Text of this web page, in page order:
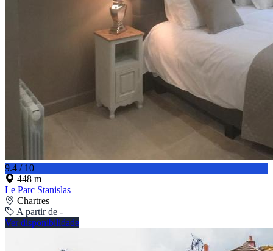
9.4 / 10
448 m
Le Parc Stanislas
Chartres
A partir de -
Ver disponibilidade